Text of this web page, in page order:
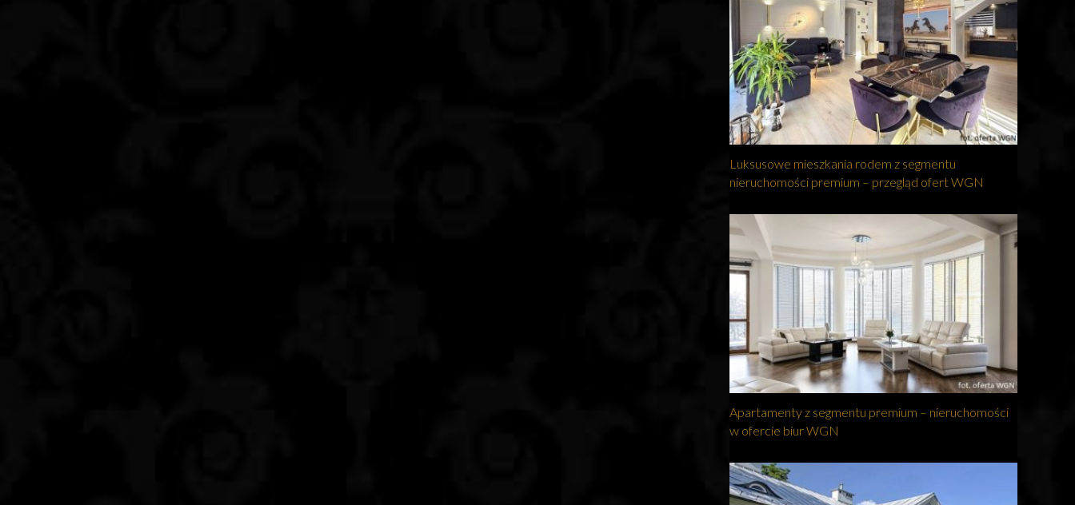
Luksusowe mieszkania rodem z segmentu
nieruchomości premium – przegląd ofert WGN
Apartamenty z segmentu premium – nieruchomości
w ofercie biur WGN